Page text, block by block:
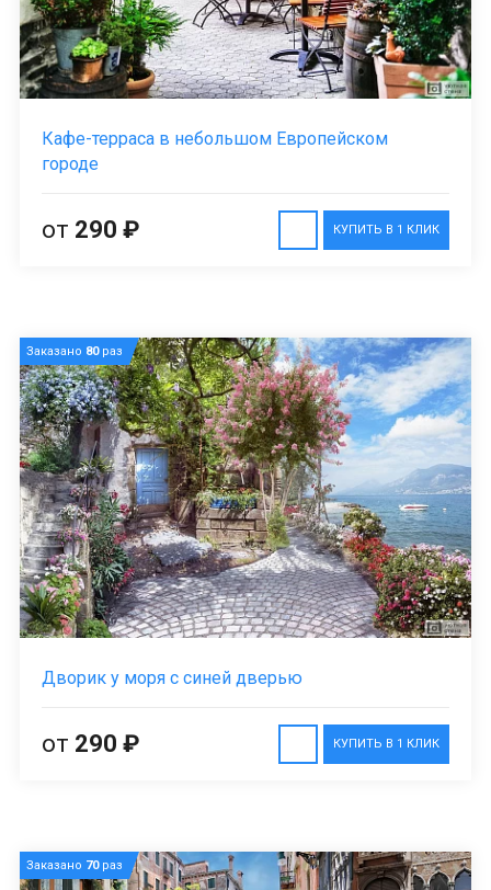
Кафе-терраса в небольшом Европейском
городе
КУПИТЬ В 1 КЛИК
от 290 ₽
Заказано 80раз
Дворик у моря с синей дверью
КУПИТЬ В 1 КЛИК
от 290 ₽
Заказано 70раз